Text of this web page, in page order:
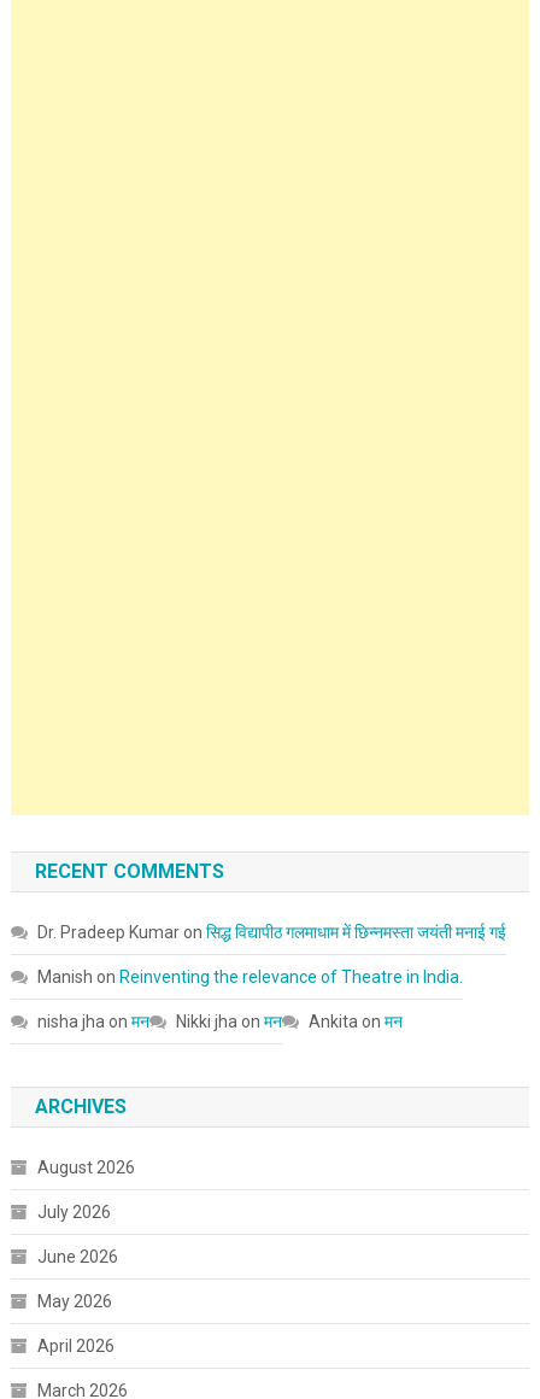
RECENT COMMENTS
Dr. Pradeep Kumaron सिद्ध विद्यापीठ गलमाधाम में छिन्नमस्ता जयंती मनाई गई
Manish on Reinventing the relevance of Theatre in India.
nisha jha on मन Nikki jha on मन Ankita on मन
ARCHIVES
August 2026
July 2026
June 2026
May 2026
April 2026
March 2026